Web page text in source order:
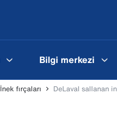
Bilgi merkezi
İnek fırçaları DeLaval sallanan